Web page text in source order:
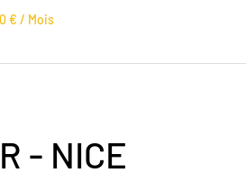
€ / Mois
- NICE